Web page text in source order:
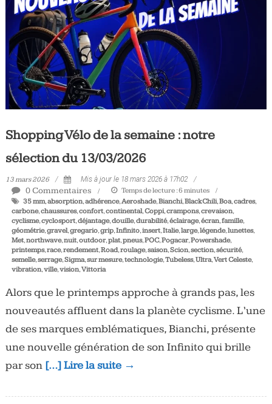
Tous
les
jours,
votre
actualité
vélo
et
triathlon
Shopping Vélo de la semaine : notre
sélection du 13/03/2026
13 mars 2026 Mis à jour le 18 mars 2026 à 17h02
0 Commentaires Temps de lecture :6 minutes
35 mm,absorption,adhérence,Aeroshade,Bianchi,BlackChili,Boa,cadres,
carbone,chaussures,confort,continental,Coppi,crampons,crevaison,
cyclisme,cyclosport,déjantage,douille,durabilité,éclairage,écran,famille,
géométrie,gravel,gregario,grip,Infinito,insert,Italie,large,légende,lunettes,
Met,northwave,nuit,outdoor,plat,pneus,POC,Pogacar,Powershade,
printemps,race,rendement,Road,roulage,saison,Scion,section,sécurité,
semelle,serrage,Sigma,sur mesure,technologie,Tubeless,Ultra,Vert Celeste,
vibration,ville,vision,Vittoria
Alors que le printemps approche à grands pas, les
nouveautés affluent dans la planète cyclisme. L’une
de ses marques emblématiques, Bianchi, présente
une nouvelle génération de son Infinito qui brille
par son […] Lire la suite →